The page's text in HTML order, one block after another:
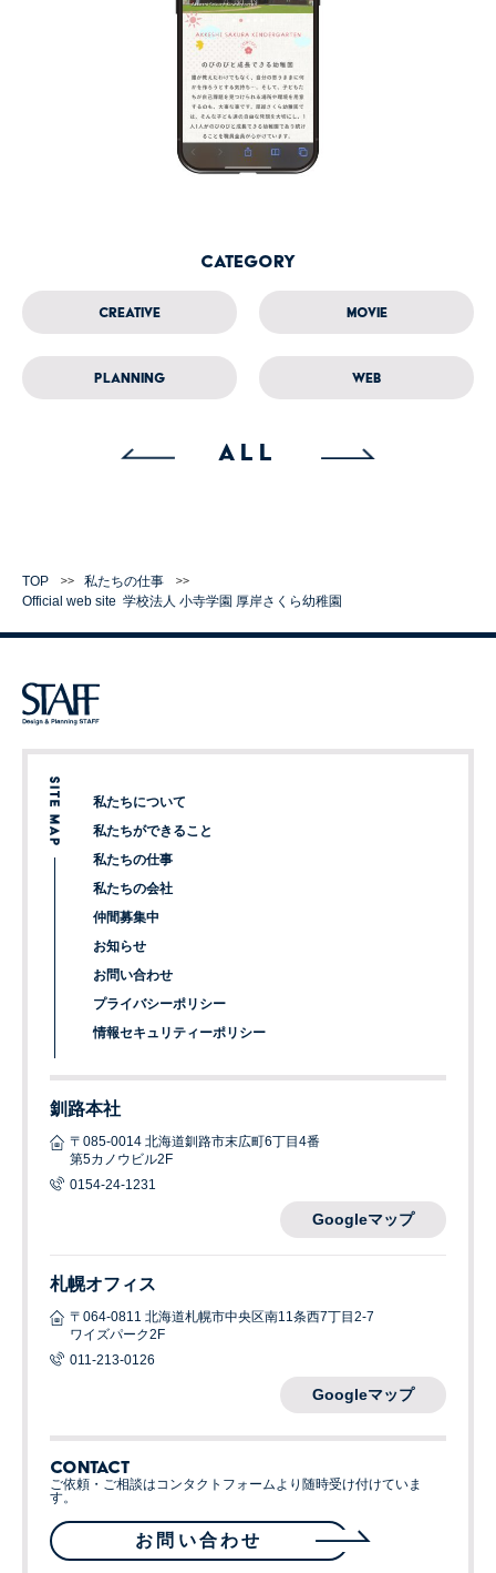
Category
Creative Movie
Planning Web
ALL
TOP
私たちの仕事
Official web site 学校法人 小寺学園 厚岸さくら幼稚園
私たちについて
私たちができること
私たちの仕事
私たちの会社
仲間募集中
お知らせ
お問い合わせ
プライバシーポリシー
情報セキュリティーポリシー
釧路本社
〒085-0014 北海道釧路市末広町6丁目4番
第5カノウビル2F
0154-24-1231
Googleマップ
札幌オフィス
〒064-0811 北海道札幌市中央区南11条西7丁目2-7
ワイズパーク2F
011-213-0126
Googleマップ
CONTACT
ご依頼・ご相談はコンタクトフォームより随時受け付けていま
す。
お問い合わせ